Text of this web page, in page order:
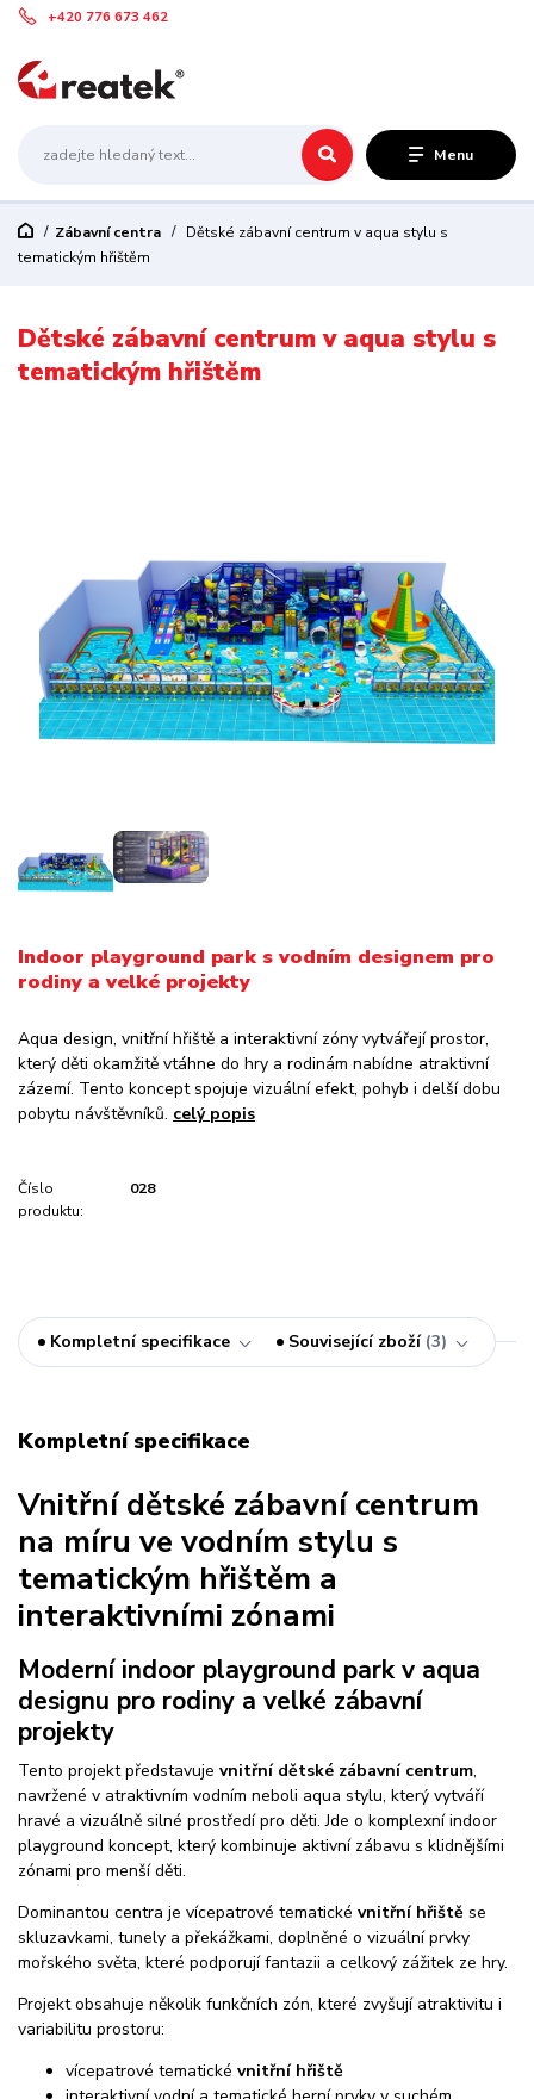
Menu
+420 776 673 462
Zábavní centra
Dětské zábavní centrum v aqua stylu s
tematickým hřištěm
Dětské zábavní centrum v aqua stylu s
tematickým hřištěm
Indoor playground park s vodním designem pro
rodiny a velké projekty
Aqua design, vnitřní hřiště a interaktivní zóny vytvářejí prostor,
který děti okamžitě vtáhne do hry a rodinám nabídne atraktivní
zázemí. Tento koncept spojuje vizuální efekt, pohyb i delší dobu
pobytu návštěvníků. celý popis
Číslo
produktu:
028
Kompletní specifikace Související zboží 3
Kompletní specifikace
Vnitřní dětské zábavní centrum
na míru ve vodním stylu s
tematickým hřištěm a
interaktivními zónami
Moderní indoor playground park v aqua
designu pro rodiny a velké zábavní
projekty
Tento projekt představuje vnitřní dětské zábavní centrum,
navržené v atraktivním vodním neboli aqua stylu, který vytváří
hravé a vizuálně silné prostředí pro děti. Jde o komplexní indoor
playground koncept, který kombinuje aktivní zábavu s klidnějšími
zónami pro menší děti.
Dominantou centra je vícepatrové tematické vnitřní hřiště se
skluzavkami, tunely a překážkami, doplněné o vizuální prvky
mořského světa, které podporují fantazii a celkový zážitek ze hry.
Projekt obsahuje několik funkčních zón, které zvyšují atraktivitu i
variabilitu prostoru:
vícepatrové tematické vnitřní hřiště